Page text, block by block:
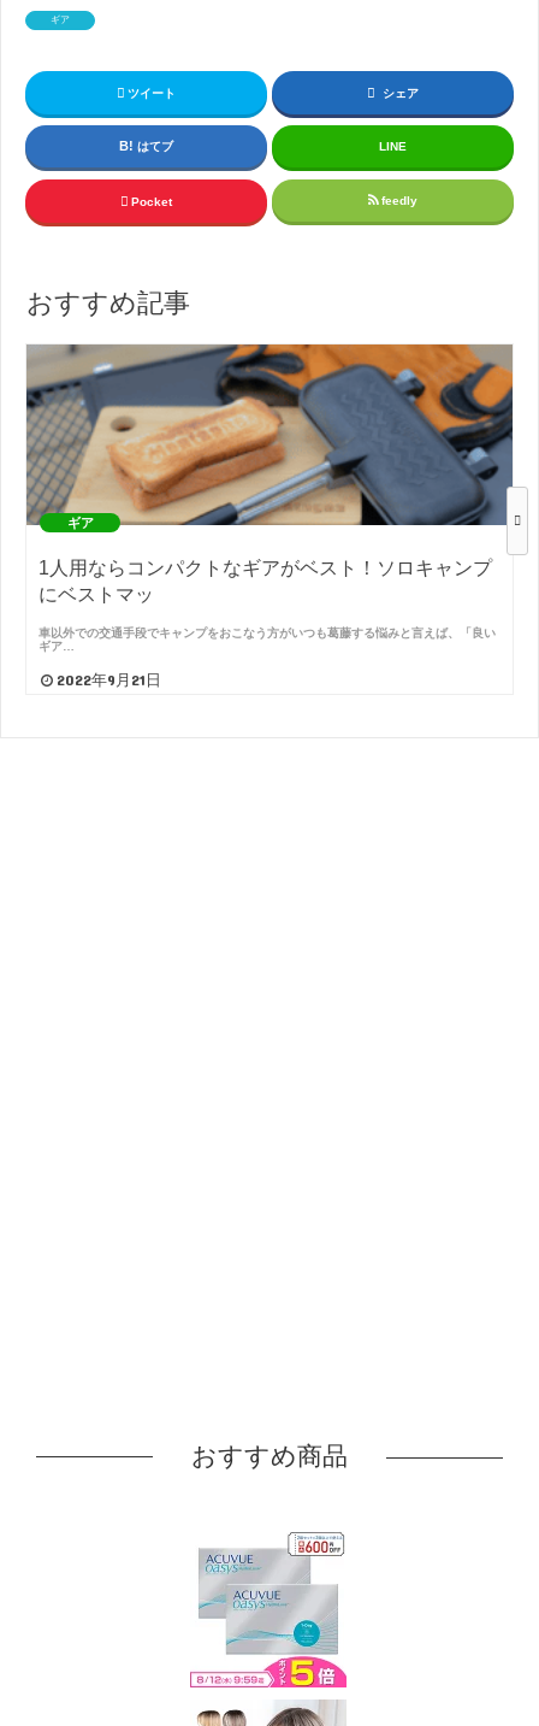
ギア
ツイート シェア
はてブ LINE
Pocket feedly
おすすめ記事
ギア
1人用ならコンパクトなギアがベスト！ソロキャンプ
にベストマッ
車以外での交通手段でキャンプをおこなう方がいつも葛藤する悩みと言えば、「良い
ギア…
2022年9月21日
おすすめ商品